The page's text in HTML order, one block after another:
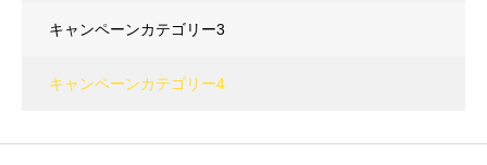
キャンペーンカテゴリー3
キャンペーンカテゴリー4